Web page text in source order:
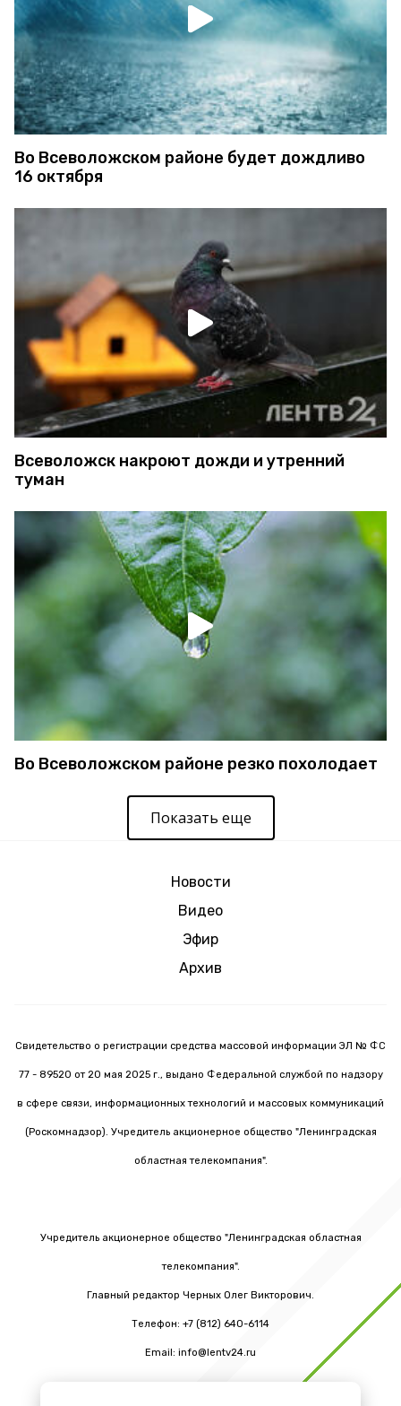
Во Всеволожском районе будет дождливо
16 октября
Всеволожск накроют дожди и утренний
туман
Во Всеволожском районе резко похолодает
Показать еще
Новости
Видео
Эфир
Архив
Свидетельство о регистрации средства массовой информации ЭЛ № ФС
77 - 89520 от 20 мая 2025 г., выдано Федеральной службой по надзору
в сфере связи, информационных технологий и массовых коммуникаций
(Роскомнадзор). Учредитель акционерное общество "Ленинградская
областная телекомпания".
Учредитель акционерное общество "Ленинградская областная
телекомпания".
Главный редактор Черных Олег Викторович.
Телефон: +7 (812) 640-6114
Email: info@lentv24.ru